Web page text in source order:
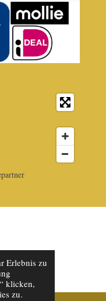
Erlebnis zu
klicken,
zu.